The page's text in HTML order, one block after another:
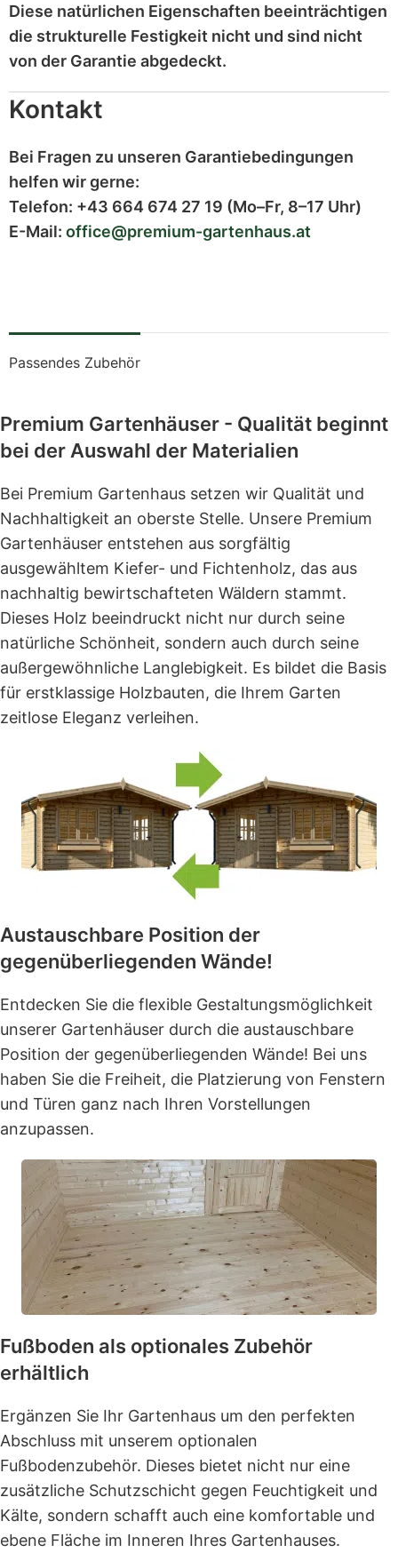
Diese natürlichen Eigenschaften beeinträchtigen
die strukturelle Festigkeit nicht und sind nicht
von der Garantie abgedeckt.
Kontakt
Bei Fragen zu unseren Garantiebedingungen
helfen wir gerne:
Telefon: +43 664 674 27 19 (Mo–Fr, 8–17 Uhr)
E-Mail: office@premium-gartenhaus.at
Passendes Zubehör
Premium Gartenhäuser - Qualität beginnt
bei der Auswahl der Materialien
Bei Premium Gartenhaus setzen wir Qualität und
Nachhaltigkeit an oberste Stelle. Unsere Premium
Gartenhäuser entstehen aus sorgfältig
ausgewähltem Kiefer- und Fichtenholz, das aus
nachhaltig bewirtschafteten Wäldern stammt.
Dieses Holz beeindruckt nicht nur durch seine
natürliche Schönheit, sondern auch durch seine
außergewöhnliche Langlebigkeit. Es bildet die Basis
für erstklassige Holzbauten, die Ihrem Garten
zeitlose Eleganz verleihen.
Austauschbare Position der
gegenüberliegenden Wände!
Entdecken Sie die flexible Gestaltungsmöglichkeit
unserer Gartenhäuser durch die austauschbare
Position der gegenüberliegenden Wände! Bei uns
haben Sie die Freiheit, die Platzierung von Fenstern
und Türen ganz nach Ihren Vorstellungen
anzupassen.
Fußboden als optionales Zubehör
erhältlich
Ergänzen Sie Ihr Gartenhaus um den perfekten
Abschluss mit unserem optionalen
Fußbodenzubehör. Dieses bietet nicht nur eine
zusätzliche Schutzschicht gegen Feuchtigkeit und
Kälte, sondern schafft auch eine komfortable und
ebene Fläche im Inneren Ihres Gartenhauses.